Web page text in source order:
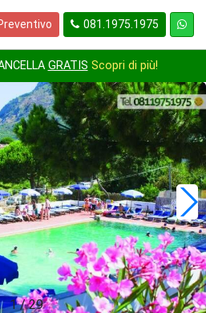
081.1975.1975
GRATIS Scopri di più!
1/29